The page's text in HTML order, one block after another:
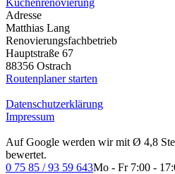
Adresse
Matthias Lang
Renovierungsfachbetrieb
Hauptstraße 67
88356 Ostrach
Routenplaner starten
Datenschutzerklärung
Impressum
Auf Google werden wir mit Ø 4,8
bewertet.
0 75 85 / 93 59 643Mo - Fr 7:00 -